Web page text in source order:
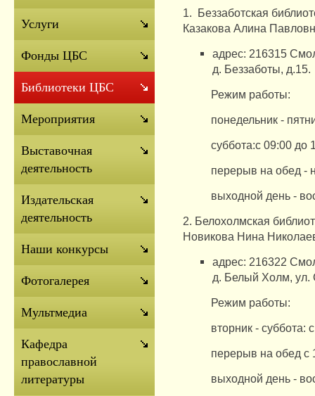
1.
Беззаботская
Казакова Алина
адрес: 216315
д. Беззаботы, д.15.
Режим работы:
понедельник -
суббота:с 09:00 до
перерыв на обед -
выходной день -
2. Белохолмская
Новикова Нина
адрес: 216322
д. Белый Холм, ул.
Режим работы:
вторник - суббота:
перерыв на обед с
выходной день -
Услуги
Фонды ЦБС
Библиотеки ЦБС
Мероприятия
Выставочная
деятельность
Издательская
деятельность
Наши конкурсы
Фотогалерея
Мультмедиа
Кафедра
православной
литературы